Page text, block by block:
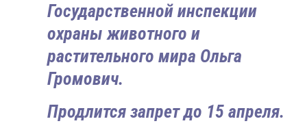
Государственной инспекции
охраны животного и
растительного мира Ольга
Громович.
Продлится запрет до 15 апреля.